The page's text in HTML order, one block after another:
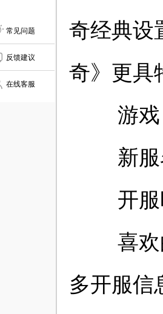
常见问题
反馈建议
在线客服
奇经典设
奇》更具
游戏
新服
开服
喜欢的
多开服信